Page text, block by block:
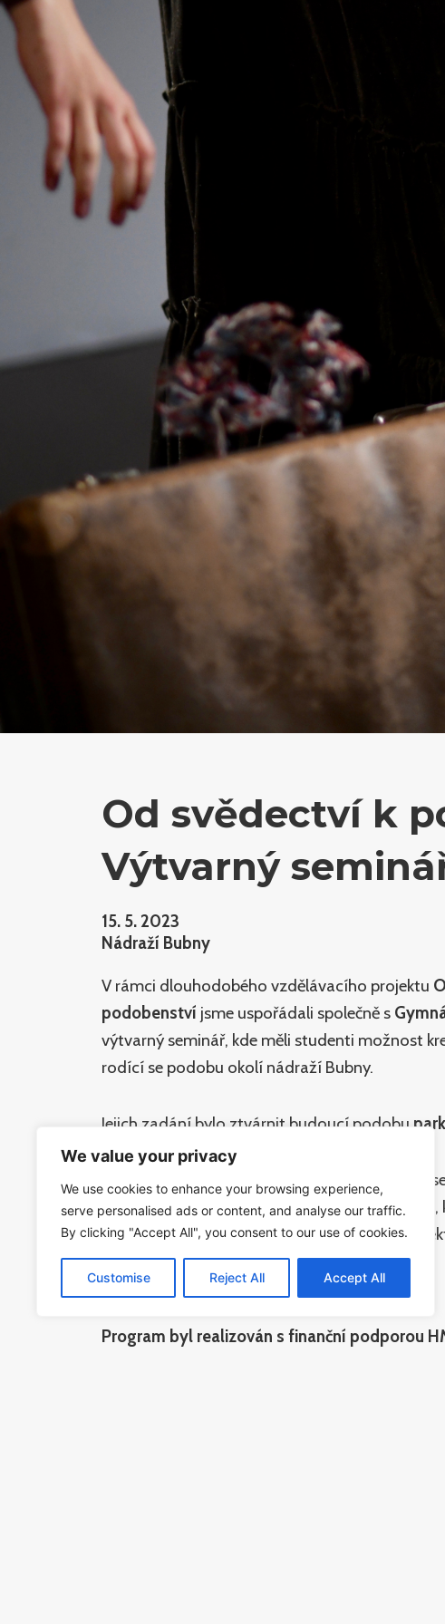
We value your privacy
We use cookies to enhance your browsing experience,
serve personalised ads or content, and analyse our traffic.
By clicking "Accept All", you consent to our use of cookies.
Customise Reject All Accept All
Od svědectví k
Výtvarný
15. 5. 2023
Nádraží Bubny
V rámci dlouhodobého vzdělávacího projektu
podobenství jsme uspořádali společně s
výtvarný seminář, kde měli studenti možnost
rodící se podobu okolí nádraží Bubny.
Jejich zadání bylo ztvárnit budoucí podobu
Kromě ředitele Památníku ticha Pavla Štingla
místostarostka a architektkaLenka Burgerová ,
nastínila, jak z pohledu profesionálního
prostorem.
Program byl realizován s finanční podporou